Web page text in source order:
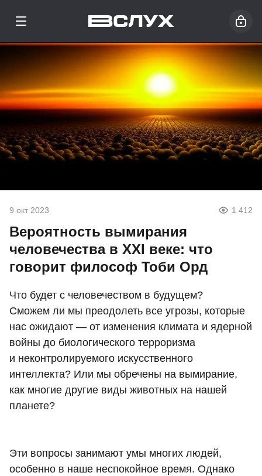
9 окт 2023 1 412
Вероятность вымирания
человечества в XXI веке: что
говорит философ Тоби Орд
Что будет с человечеством в будущем?
Сможем ли мы преодолеть все угрозы, которые
нас ожидают — от изменения климата и ядерной
войны до биологического терроризма
и неконтролируемого искусственного
интеллекта? Или мы обречены на вымирание,
как многие другие виды животных на нашей
планете?
Эти вопросы занимают умы многих людей,
особенно в наше неспокойное время. Однако